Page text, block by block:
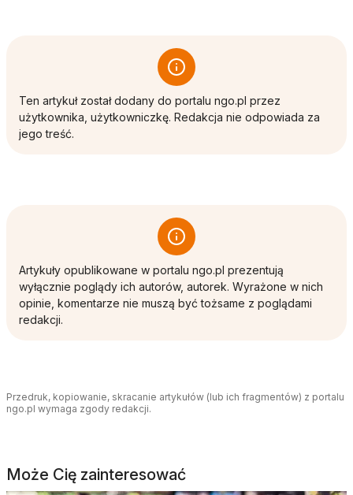
Ten artykuł został dodany do portalu ngo.pl przez
użytkownika, użytkowniczkę. Redakcja nie odpowiada za
jego treść.
Artykuły opublikowane w portalu ngo.pl prezentują
wyłącznie poglądy ich autorów, autorek. Wyrażone w nich
opinie, komentarze nie muszą być tożsame z poglądami
redakcji.
Przedruk, kopiowanie, skracanie artykułów (lub ich fragmentów) z portalu
ngo.pl wymaga zgody redakcji.
Może Cię zainteresować